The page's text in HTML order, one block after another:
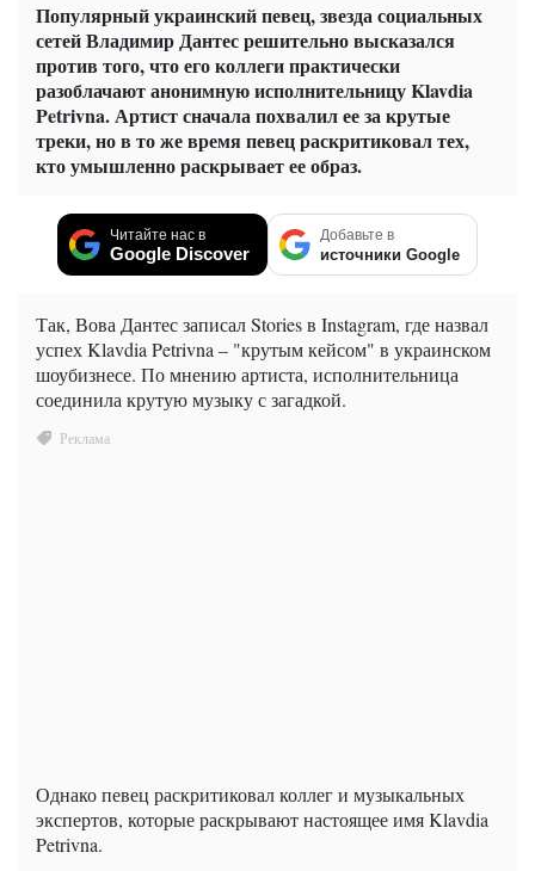
Популярный украинский певец, звезда социальных
сетей Владимир Дантес решительно высказался
против того, что его коллеги практически
разоблачают анонимную исполнительницу Klavdia
Petrivna. Артист сначала похвалил ее за крутые
треки, но в то же время певец раскритиковал тех,
кто умышленно раскрывает ее образ.
Читайте нас в
Google Discover
Добавьте в
источники Google
Так, Вова Дантес записал Stories в Instagram, где назвал
успех Klavdia Petrivna – "крутым кейсом" в украинском
шоубизнесе. По мнению артиста, исполнительница
соединила крутую музыку с загадкой.
Однако певец раскритиковал коллег и музыкальных
экспертов, которые раскрывают настоящее имя Klavdia
Petrivna.